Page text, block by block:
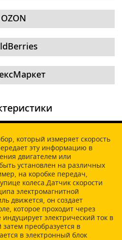
OZON
который измеряет скорость
эту информацию в
двигателем или
установлен на различных
на коробке передач,
колеса.Датчик скорости
электромагнитной
движется, он создает
которое проходит через
индуцирует электрический ток в
преобразуется в
в электронный блок